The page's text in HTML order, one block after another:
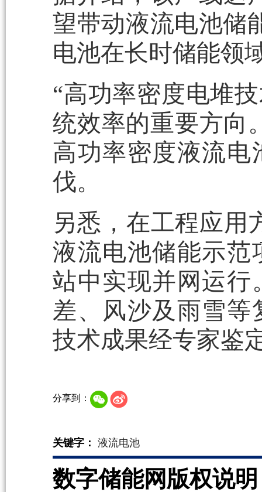
望带动液流电池储
电池在长时储能领
“高功率密度电堆
统效率的重要方向
高功率密度液流电
伐。
另悉，在工程应用
液流电池储能示范
站中实现并网运行
差、风沙及雨雪
技术成果经专家鉴
分享到：
关键字： 液流电池
数字储能网版权说